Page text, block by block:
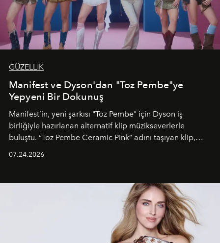
GÜZELLİK
Manifest ve Dyson'dan "Toz Pembe"ye
Yepyeni Bir Dokunuş
Manifest’in, yeni şarkısı "Toz Pembe" için Dyson iş
birliğiyle hazırlanan alternatif klip müzikseverlerle
buluştu. “Toz Pembe Ceramic Pink” adını taşıyan klip,
unsurlarından biri olarak öne çıkıyor.
07.24.2026